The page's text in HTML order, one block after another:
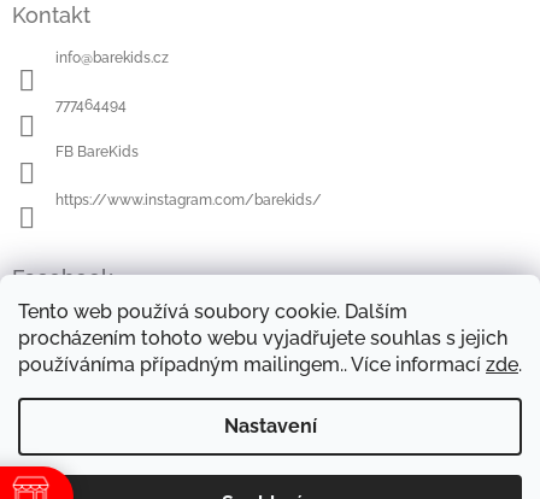
Tento web používá soubory cookie. Dalším
procházením tohoto webu vyjadřujete souhlas s jejich
používáníma případným mailingem.. Více informací zde.
Nastavení
Kontakt
info@barekids.cz
777464494
FB BareKids
https://www.instagram.com/barekids/
Facebook
FORMULÁŘE KE STAŽENÍ